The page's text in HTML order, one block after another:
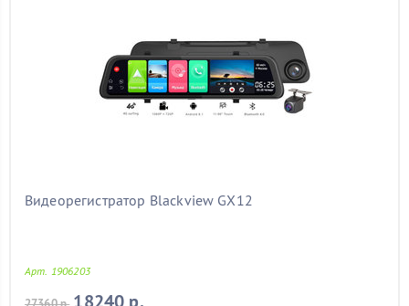
Видеорегистратор Blackview GX12
Арт. 1906203